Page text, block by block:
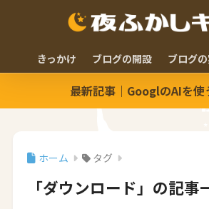
きっかけ ブログの開設 ブログ
最新記事｜GooglのAIを使
ホーム タグ
「ダウンロード」の記事